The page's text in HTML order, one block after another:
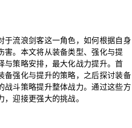
流浪剑客这一角色，如何根据自身
。本文将从装备类型、强化与提
策略安排，最大化战力提升。首
强化与提升的策略，之后探讨装备
斗策略提升整体战力。通过这些方
迎接更强大的挑战。